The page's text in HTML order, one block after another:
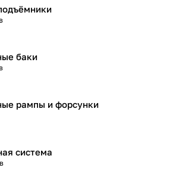
баки
рампы и форсунки
система